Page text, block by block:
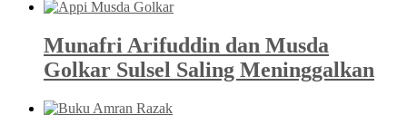
Munafri Arifuddin dan Musda
Golkar Sulsel Saling Meninggalkan